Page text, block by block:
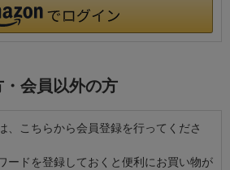
会員以外の方
、こちらから会員登録を行ってくださ
ードを登録しておくと便利にお買い物が